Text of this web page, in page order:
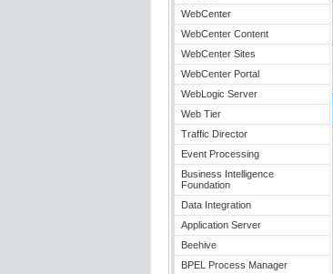
WebCenter
WebCenter Content
WebCenter Sites
WebCenter Portal
WebLogic Server
Web Tier
Traffic Director
Event Processing
Business Intelligence
Foundation
Data Integration
Application Server
Beehive
BPEL Process Manager